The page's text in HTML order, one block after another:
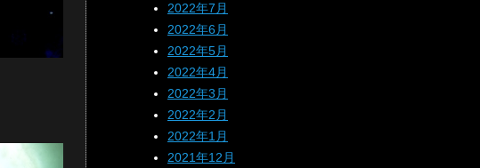
2022年7月
2022年6月
2022年5月
2022年4月
2022年3月
2022年2月
2022年1月
2021年12月